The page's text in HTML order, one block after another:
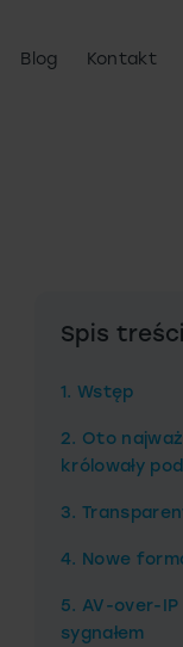
Blog Kontakt
Spis treści
1. Wstęp
2. Oto
królowały
3.
4. Nowe
5. AV-over-
sygnałem